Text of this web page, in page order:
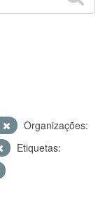
Organizações:
Etiquetas: